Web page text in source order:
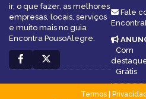
ir, o que fazer, as melhores
empresas, locais, serviços
e muito mais no guia
Encontra PousoAlegre.
Fale
Com
Grátis
Termos|